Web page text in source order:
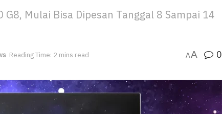
G8, Mulai Bisa Dipesan Tanggal 8 Sampai 14
Reading Time: 2 mins read AA 0